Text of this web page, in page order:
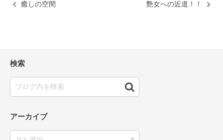
癒しの空間 艶女への近道！！
検索
アーカイブ